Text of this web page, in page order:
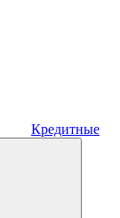
Кредитные